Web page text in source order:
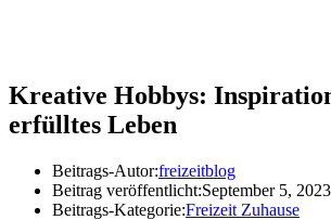
Kreative Hobbys:
erfülltes Leben
Beitrags-Autor:freizeitblog
Beitrag veröffentlicht:September 5, 2023
Beitrags-Kategorie:Freizeit Zuhause